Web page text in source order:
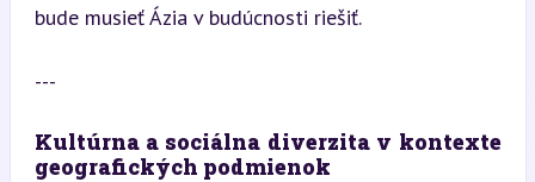
bude musieť Ázia v budúcnosti riešiť.
---
Kultúrna a sociálna diverzita v kontexte
geografických podmienok